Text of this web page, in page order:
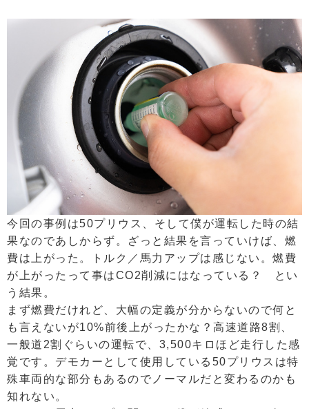
今回の事例は50プリウス、そして僕が運転した時の結
果なのであしからず。ざっと結果を言っていけば、燃
費は上がった。トルク／馬力アップは感じない。燃費
が上がったって事はCO2削減にはなっている？ とい
う結果。
まず燃費だけれど、大幅の定義が分からないので何と
も言えないが10%前後上がったかな？高速道路8割、
一般道2割ぐらいの運転で、3,500キロほど走行した感
覚です。デモカーとして使用している50プリウスは特
殊車両的な部分もあるのでノーマルだと変わるのかも
知れない。